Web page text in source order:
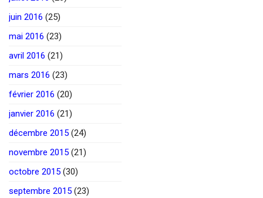
juin 2016 (25)
mai 2016 (23)
avril 2016 (21)
mars 2016 (23)
février 2016 (20)
janvier 2016 (21)
décembre 2015 (24)
novembre 2015 (21)
octobre 2015 (30)
septembre 2015 (23)